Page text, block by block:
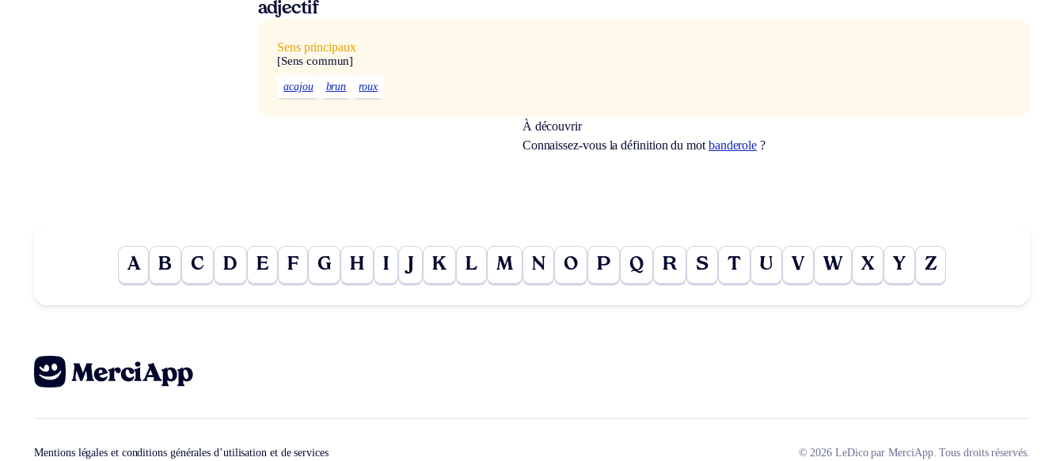
adjectif
Sens principaux
[Sens commun]
acajou brun roux
À découvrir
Connaissez-vous la définition du mot banderole ?
A B C D E F G H I J K L M N O P Q R S T U V W X Y Z
Mentions légales et conditions générales d’utilisation et de services © 2026 LeDico par MerciApp. Tous droits réservés.